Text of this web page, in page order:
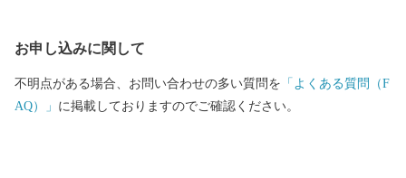
ただいた個人情報は、坂井市が責任をもって管理し、関係法令で
お申し込みに関して
不明点がある場合、お問い合わせの多い質問を 「よくある質問（F
AQ）」 に掲載しておりますのでご確認ください。